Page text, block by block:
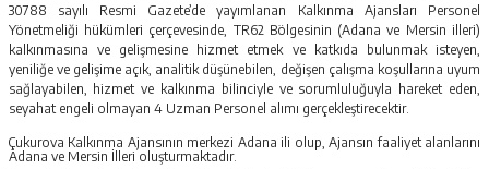
30788 sayılı Resmi Gazete’de yayımlanan Kalkınma Ajansları Personel
Yönetmeliği hükümleri çerçevesinde, TR62 Bölgesinin (Adana ve Mersin illeri)
kalkınmasına ve gelişmesine hizmet etmek ve katkıda bulunmak isteyen,
yeniliğe ve gelişime açık, analitik düşünebilen, değişen çalışma koşullarına uyum
sağlayabilen, hizmet ve kalkınma bilinciyle ve sorumluluğuyla hareket eden,
seyahat engeli olmayan 4 Uzman Personel alımı gerçekleştirecektir.
Çukurova Kalkınma Ajansının merkezi Adana ili olup, Ajansın faaliyet alanlarını
Adana ve Mersin İlleri oluşturmaktadır.